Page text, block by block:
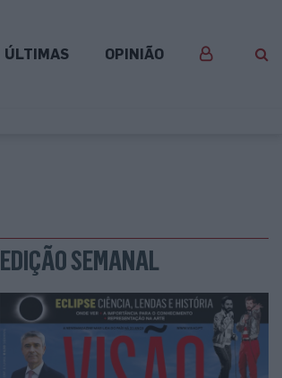
ÚLTIMAS OPINIÃO
EDIÇÃO SEMANAL